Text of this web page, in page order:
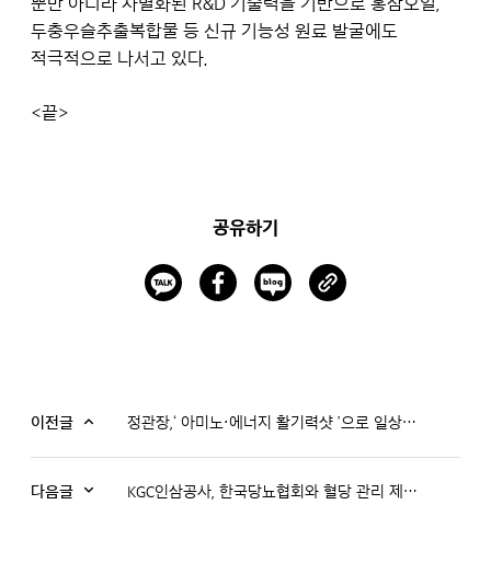
두충우슬추출복합물 등 신규 기능성 원료 발굴에도
적극적으로 나서고 있다.
<끝>
공유하기
이전글 정관장,‘ 아미노·에너지 활기력샷 ’으로 일상에서 건강 충전!
다음글 KGC인삼공사, 한국당뇨협회와 혈당 관리 제품 공동개발 MOU 체결